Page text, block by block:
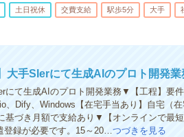
土日祝休 交費支給 駅歩5分 大手
大手SIerにて生成AIのプロト開発業
にて生成AIのプロト開発業務▼【工程】要
Dify、Windows【在宅手当あり】自宅（在
基づき月額で支給あり▼【オンラインで最
登録が必要です。15～20…つづきを見る